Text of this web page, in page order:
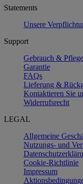
Statements
Unsere
Support
Gebrauch & Pflege
Garantie
FAQs
Lieferung &
Kontaktieren Sie
Widerrufsrecht
LEGAL
Allgemeine
Nutzungs- und
Cookie-Richtlinie
Impressum